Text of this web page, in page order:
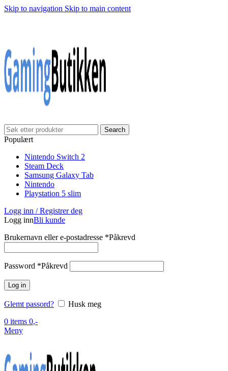
Skip to navigation Skip to main content
Search
Populært
Nintendo Switch 2
Steam Deck
Samsung Galaxy Tab
Nintendo
Playstation 5 slim
Logg inn / Registrer deg
Logg innBli kunde
Brukernavn eller e-postadresse *Påkrevd
Password *Påkrevd
Log in
Glemt passord?
Husk meg
0 items 0,-
Meny